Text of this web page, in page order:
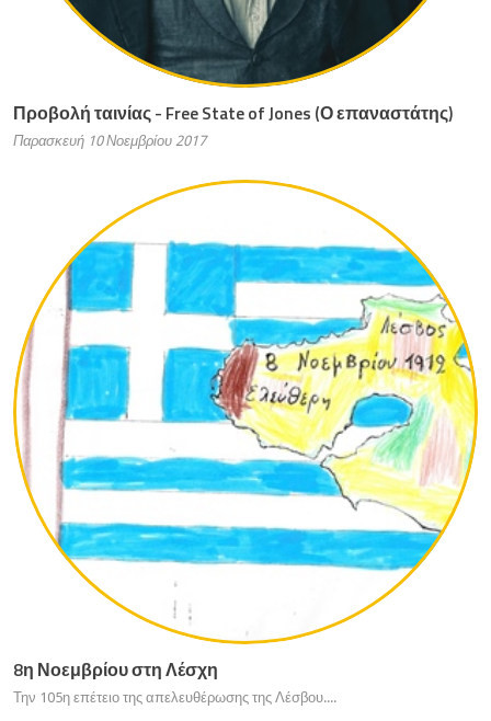
Προβολή ταινίας - Free State of Jones (Ο επαναστάτης)
Παρασκευή 10 Νοεμβρίου 2017
8η Νοεμβρίου στη Λέσχη
Την 105ηεπέτειο της απελευθέρωσης της Λέσβου....